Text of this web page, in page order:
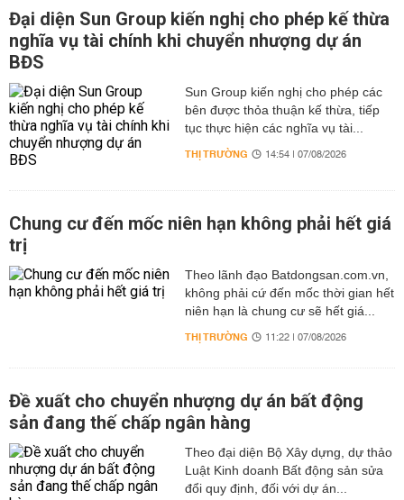
Đại diện Sun Group kiến nghị cho phép kế thừa
nghĩa vụ tài chính khi chuyển nhượng dự án
BĐS
Sun Group kiến nghị cho phép các
bên được thỏa thuận kế thừa, tiếp
tục thực hiện các nghĩa vụ tài...
THỊ TRƯỜNG 14:54 | 07/08/2026
Chung cư đến mốc niên hạn không phải hết giá
trị
Theo lãnh đạo Batdongsan.com.vn,
không phải cứ đến mốc thời gian hết
niên hạn là chung cư sẽ hết giá...
THỊ TRƯỜNG 11:22 | 07/08/2026
Đề xuất cho chuyển nhượng dự án bất động
sản đang thế chấp ngân hàng
Theo đại diện Bộ Xây dựng, dự thảo
Luật Kinh doanh Bất động sản sửa
đổi quy định, đối với dự án...